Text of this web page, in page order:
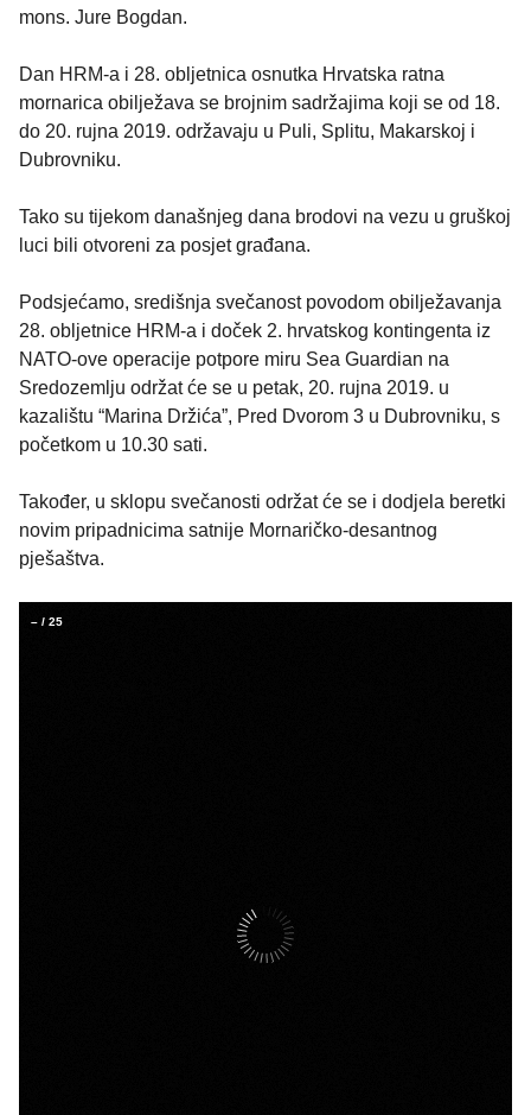
mons. Jure Bogdan.
Dan HRM-a i 28. obljetnica osnutka Hrvatska ratna
mornarica obilježava se brojnim sadržajima koji se od 18.
do 20. rujna 2019. održavaju u Puli, Splitu, Makarskoj i
Dubrovniku.
Tako su tijekom današnjeg dana brodovi na vezu u gruškoj
luci bili otvoreni za posjet građana.
Podsjećamo, središnja svečanost povodom obilježavanja
28. obljetnice HRM-a i doček 2. hrvatskog kontingenta iz
NATO-ove operacije potpore miru Sea Guardian na
Sredozemlju održat će se u petak, 20. rujna 2019. u
kazalištu “Marina Držića”, Pred Dvorom 3 u Dubrovniku, s
početkom u 10.30 sati.
Također, u sklopu svečanosti održat će se i dodjela beretki
novim pripadnicima satnije Mornaričko-desantnog
pješaštva.
– / 25